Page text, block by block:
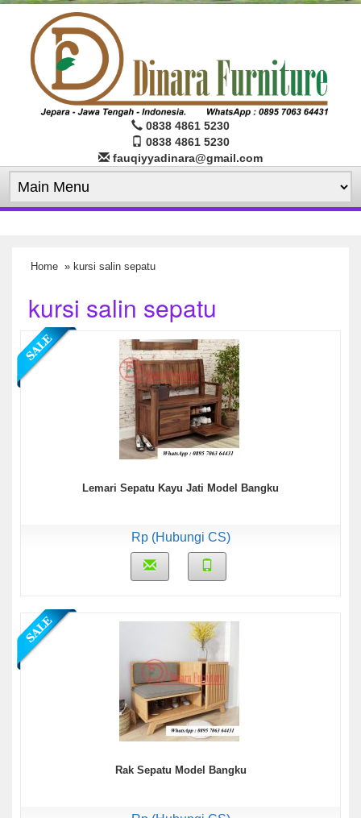
0838 4861 5230
0838 4861 5230
fauqiyyadinara@gmail.com
Home » kursi salin sepatu
kursi salin sepatu
Lemari Sepatu Kayu Jati Model Bangku
Rp (Hubungi CS)
Rak Sepatu Model Bangku